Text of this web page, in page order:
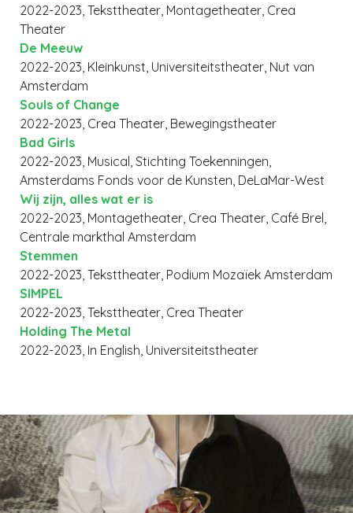
2022-2023, Teksttheater, Montagetheater, Crea
Theater
De Meeuw
2022-2023, Kleinkunst, Universiteitstheater, Nut van
Amsterdam
Souls of Change
2022-2023, Crea Theater, Bewegingstheater
Bad Girls
2022-2023, Musical, Stichting Toekenningen,
Amsterdams Fonds voor de Kunsten, DeLaMar-West
Wij zijn, alles wat er is
2022-2023, Montagetheater, Crea Theater, Café Brel,
Centrale markthal Amsterdam
Stemmen
2022-2023, Teksttheater, Podium Mozaïek Amsterdam
SIMPEL
2022-2023, Teksttheater, Crea Theater
Holding The Metal
2022-2023, In English, Universiteitstheater